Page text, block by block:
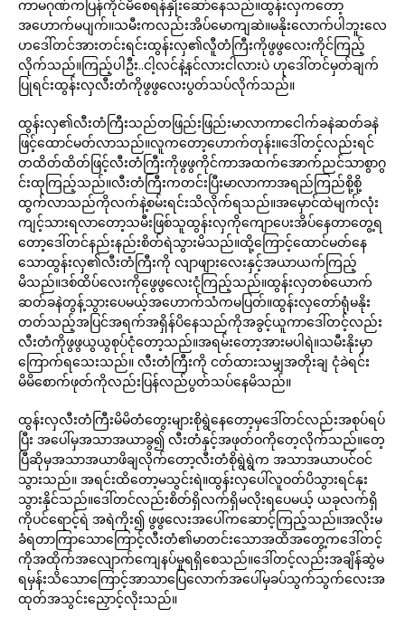
ကာမဂုဏ်ကပြန်ကိုင်မိစေရန်နှိုးဆော်နေသည်။ထွန်းလှကတော့
အဟောက်မပျက်။သမီးကလည်းအိပ်မောကျဆဲ။မနိုးလောက်ပါဘူးလေ
ဟဒေါ်တင်အားတင်းရင်းထွန်းလှ၏လီူတံကြီးကိုဖွဖွလေးကိုင်ကြည့်
လိုက်သည်။ကြည့်ပါဦး..ငါ့လင်နဲ့နင်လားငါလားပဲ ဟုဒေါ်တင်မှတ်ချက်
ပြုရင်းထွန်းလှလီးတံကိုဖွဖွလေးပွတ်သပ်လိုက်သည်။
ထွန်းလှ၏လီးတံကြီးသည်တဖြည်းဖြည်းမာလာကာငေါက်ခနဲဆတ်ခနဲ
ဖြင့်ထောင်မတ်လာသည်။လူကတော့ဟောက်တုန်း။ဒေါ်တင့်လည်းရင်
တထိတ်ထိတ်ဖြင့်လီးတံကြီးကိုဖွဖွကိုင်ကာအထက်အောက်ညင်သာစွာဂွ
င်းထုကြည့်သည်။လီးတံကြီးကတင်းပြီးမာလာကာအရည်ကြည်စို့စို့
ထွက်လာသည်ကိုလက်နဲ့စမ်းရင်းသိလိုက်ရသည်။အမှောင်ထဲမျက်လုံး
ကျင့်သားရလာတော့သမီးဖြစ်သူထွန်းလှကိုကျောပေးအိပ်နေတာတွေ့ရ
တော့ဒေါ်တင်နည်းနည်းစိတ်ရဲသွားမိသည်။ထို့ကြောင့်ထောင်မတ်နေ
သောထွန်းလှ၏လီးတံကြီးကို လျာဖျားလေးနှင့်အယာယက်ကြည့်
မိသည်။ဒစ်ထိပ်လေးကိုဖွေဖွလေးငုံကြည့်သည်။ထွန်းလှတစ်ယောက်
ဆတ်ခနဲတွန့်သွားပေမယ့်အဟောက်သံကမပြတ်။ထွန်းလှတော်ရုံမနိုး
တတ်သည့်အပြင်အရက်အရှိန်ပိနေသည်ကိုအခွင့်ယူကာဒေါ်တင့်လည်း
လီးတံကိုဖွဖွယွယွစုပ်ငုံတော့သည်။အရမ်းတော့အားမပါရဲ။သမီးနိုးမှာ
ကြောက်ရသေးသည်။ လီးတံကြီးကို ငတ်ထားသမျှအတိုးချ ငုံခဲရင်း
မိမိစောက်ဖုတ်ကိုလည်းပြန်လည်ပွတ်သပ်နေမိသည်။
ထွန်းလှလီးတံကြီးမိမိတံတွေးများစိုရွဲနေတော့မှဒေါ်တင်လည်းအစုပ်ရပ်
ပြီး အပေါ်မှအသာအယာခွ၍ လီးတံနှင့်အဖုတ်ဝကိုတေ့လိုက်သည်။တေ့
ပြီဆိုမှအသာအယာဖိချလိုက်တော့လီးတံစိုရွဲရွဲက အသာအယာပင်ဝင်
သွားသည်။ အရင်းထိတော့မသွင်းရဲ။ထွန်းလှပေါ်လူဝတ်ပိသွားရင်နုး
သွားနိုင်သည်။ဒေါ်တင်လည်းစိတ်ရှိလက်ရှိမလိုးရပေမယ့် ယခုလက်ရှိ
ကိုပင်ရောင့်ရဲ အရဲကိုး၍ ဖွဖွလေးအပေါ်ကဆောင့်ကြည့်သည်။အလိုးမ
ခံရတာကြာသောကြောင့်လီးတံ၏မာတင်းသောအထိအတွေ့ကဒေါ်တင့်
ကိုအထိုက်အလျောက်ကျေနပ်မှုရရှိစေသည်။ဒေါ်တင့်လည်းအချိန်ဆွဲမ
ရမှန်းသိသောကြောင့်အာသာပြေလောက်အပေါ်မှခပ်သွက်သွက်လေးအ
ထုတ်အသွင်းညှောင့်လိုးသည်။